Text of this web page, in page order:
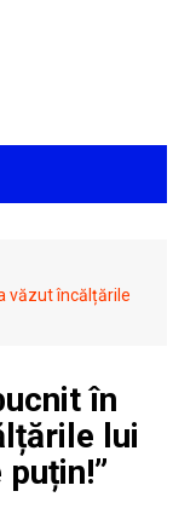
văzut încălțările
în
lui